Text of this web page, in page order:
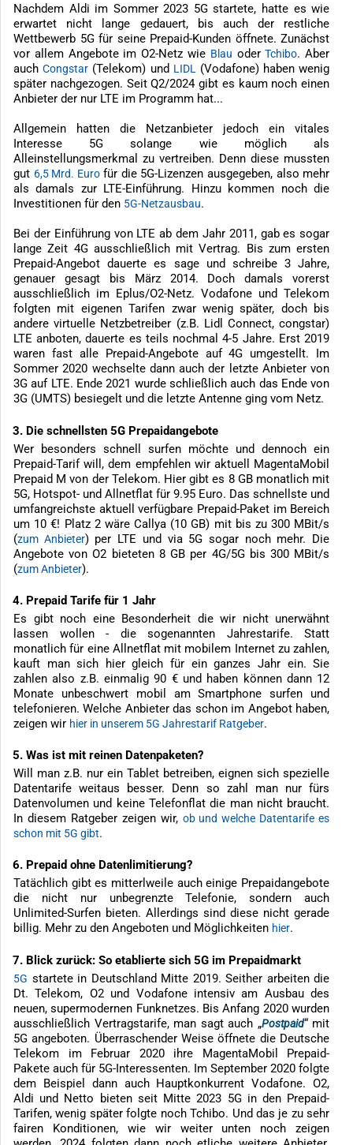
Nachdem Aldi im Sommer 2023 5G startete, hatte es wie
erwartet nicht lange gedauert, bis auch der restliche
Wettbewerb 5G für seine Prepaid-Kunden öffnete. Zunächst
vor allem Angebote im O2-Netz wie Blau oderTchibo. Aber
auchCongstar (Telekom) und LIDL (Vodafone) haben wenig
später nachgezogen. Seit Q2/2024 gibt es kaum noch einen
Anbieter der nur LTE im Programm hat...
Allgemein hatten die Netzanbieter jedoch ein vitales
Interesse 5G solange wie möglich als
Alleinstellungsmerkmal zu vertreiben. Denn diese mussten
gut 6,5 Mrd. Eurofür die 5G-Lizenzen ausgegeben, also mehr
als damals zur LTE-Einführung. Hinzu kommen noch die
Investitionen für den 5G-Netzausbau.
Bei der Einführung von LTE ab dem Jahr 2011, gab es sogar
lange Zeit 4G ausschließlich mit Vertrag. Bis zum ersten
Prepaid-Angebot dauerte es sage und schreibe 3 Jahre,
genauer gesagt bis März 2014. Doch damals vorerst
ausschließlich im Eplus/O2-Netz. Vodafone und Telekom
folgten mit eigenen Tarifen zwar wenig später, doch bis
andere virtuelle Netzbetreiber (z.B. Lidl Connect, congstar)
LTE anboten, dauerte es teils nochmal 4-5 Jahre. Erst 2019
waren fast alle Prepaid-Angebote auf 4G umgestellt. Im
Sommer 2020 wechselte dann auch der letzte Anbieter von
3G auf LTE. Ende 2021 wurde schließlich auch das Ende von
3G (UMTS) besiegelt und die letzte Antenne ging vom Netz.
3. Die schnellsten 5G Prepaidangebote
Wer besonders schnell surfen möchte und dennoch ein
Prepaid-Tarif will, dem empfehlen wir aktuell MagentaMobil
Prepaid M von der Telekom. Hier gibt es 8 GB monatlich mit
5G, Hotspot- und Allnetflat für 9.95 Euro. Das schnellste und
umfangreichste aktuell verfügbare Prepaid-Paket im Bereich
um 10 €! Platz 2 wäre Callya (10 GB) mit bis zu 300 MBit/s
(zum Anbieter) per LTE und via 5G sogar noch mehr. Die
Angebote von O2 bieteten 8 GB per 4G/5G bis 300 MBit/s
(zum Anbieter).
4. Prepaid Tarife für 1 Jahr
Es gibt noch eine Besonderheit die wir nicht unerwähnt
lassen wollen - die sogenannten Jahrestarife. Statt
monatlich für eine Allnetflat mit mobilem Internet zu zahlen,
kauft man sich hier gleich für ein ganzes Jahr ein. Sie
zahlen also z.B. einmalig 90 € und haben können dann 12
Monate unbeschwert mobil am Smartphone surfen und
telefonieren. Welche Anbieter das schon im Angebot haben,
zeigen wir hier in unserem 5G Jahrestarif Ratgeber.
5. Was ist mit reinen Datenpaketen?
Will man z.B. nur ein Tablet betreiben, eignen sich spezielle
Datentarife weitaus besser. Denn so zahl man nur fürs
Datenvolumen und keine Telefonflat die man nicht braucht.
In diesem Ratgeber zeigen wir, ob und welche Datentarife es
schon mit 5G gibt.
6. Prepaid ohne Datenlimitierung?
Tatächlich gibt es mitterlweile auch einige Prepaidangebote
die nicht nur unbegrenzte Telefonie, sondern auch
Unlimited-Surfen bieten. Allerdings sind diese nicht gerade
billig. Mehr zu den Angeboten und Möglichkeiten hier.
7. Blick zurück: So etablierte sich 5G im Prepaidmarkt
5G startete in Deutschland Mitte 2019. Seither arbeiten die
Dt. Telekom, O2 und Vodafone intensiv am Ausbau des
neuen, supermodernen Funknetzes. Bis Anfang 2020 wurden
ausschließlich Vertragstarife, man sagt auch „Postpaid“ mit
5G angeboten. Überraschender Weise öffnete die Deutsche
Telekom im Februar 2020 ihre MagentaMobil Prepaid-
Pakete auch für 5G-Interessenten. Im September 2020 folgte
dem Beispiel dann auch Hauptkonkurrent Vodafone. O2,
Aldi und Netto bieten seit Mitte 2023 5G in den Prepaid-
Tarifen, wenig später folgte noch Tchibo. Und das je zu sehr
fairen Konditionen, wie wir weiter unten noch zeigen